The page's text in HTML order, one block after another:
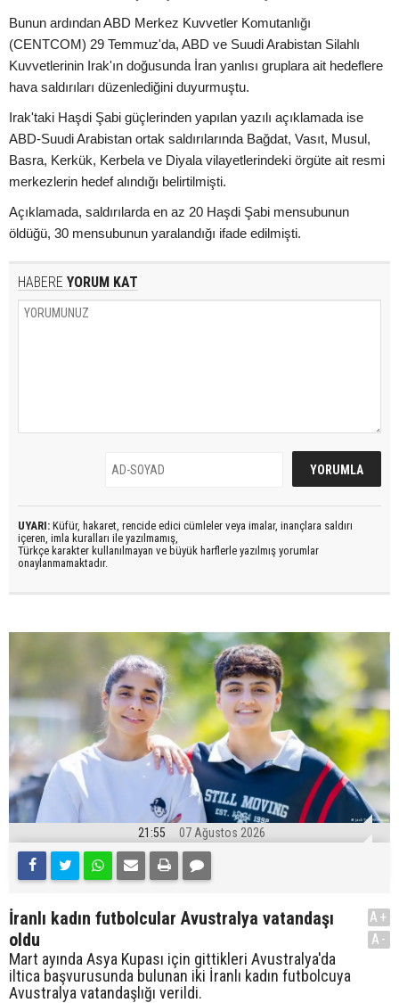
Bunun ardından ABD Merkez Kuvvetler Komutanlığı
(CENTCOM) 29 Temmuz'da, ABD ve Suudi Arabistan Silahlı
Kuvvetlerinin Irak'ın doğusunda İran yanlısı gruplara ait hedeflere
hava saldırıları düzenlediğini duyurmuştu.
Irak'taki Haşdi Şabi güçlerinden yapılan yazılı açıklamada ise
ABD-Suudi Arabistan ortak saldırılarında Bağdat, Vasıt, Musul,
Basra, Kerkük, Kerbela ve Diyala vilayetlerindeki örgüte ait resmi
merkezlerin hedef alındığı belirtilmişti.
Açıklamada, saldırılarda en az 20 Haşdi Şabi mensubunun
öldüğü, 30 mensubunun yaralandığı ifade edilmişti.
HABERE YORUM KAT
UYARI: Küfür, hakaret, rencide edici cümleler veya imalar, inançlara saldırı
içeren, imla kuralları ile yazılmamış,
Türkçe karakter kullanılmayan ve büyük harflerle yazılmış yorumlar
onaylanmamaktadır.
21:55 07 Ağustos 2026
İranlı kadın futbolcular Avustralya vatandaşı
oldu
Mart ayında Asya Kupası için gittikleri Avustralya'da
iltica başvurusunda bulunan iki İranlı kadın futbolcuya
Avustralya vatandaşlığı verildi.
A+
A-